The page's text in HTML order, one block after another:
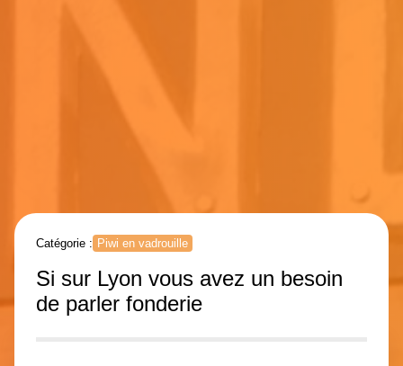
Catégorie : Piwi en vadrouille
Si sur Lyon vous avez un besoin
de parler fonderie